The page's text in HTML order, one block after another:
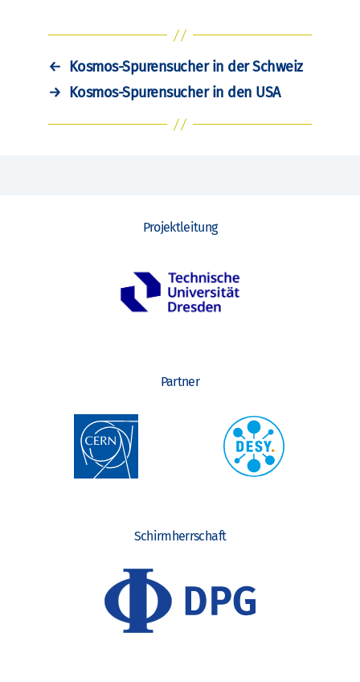
← Kosmos-Spurensucher in der Schweiz
→ Kosmos-Spurensucher in den USA
Projektleitung
Partner
Schirmherrschaft